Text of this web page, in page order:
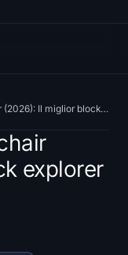
Recensione di Blockchair (2026): Il miglior block explorer Multi-Chain
explorer